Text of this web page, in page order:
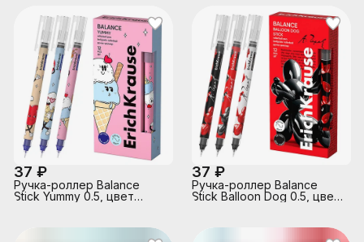
37 ₽
Ручка-роллер Balance
Stick Yummy 0.5, цвет
37 ₽
Ручка-роллер Balance
Stick Balloon Dog 0.5, цвет